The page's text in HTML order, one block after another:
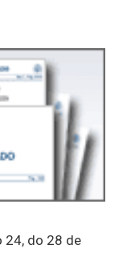
24, do 28 de